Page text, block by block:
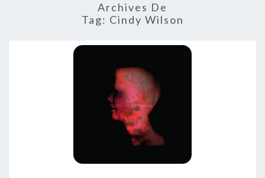
Archives De
Tag: Cindy Wilson